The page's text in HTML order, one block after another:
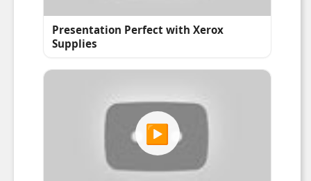
P x H)
Poids du
carton/paquet
Technologie
Impression laser
Données logistiques